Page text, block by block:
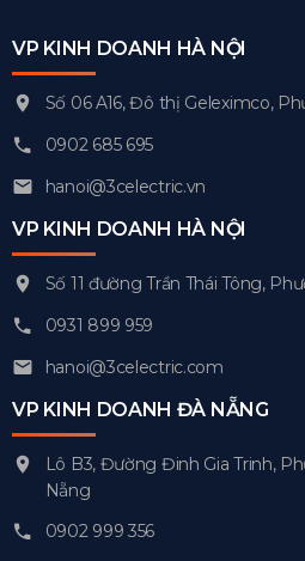
VP KINH DOANH HÀ NỘI
Số 06 A16, Đô thị Geleximco,
0902 685 695
hanoi@3celectric.vn
VP KINH DOANH HÀ NỘI
Số 11 đường Trần Thái Tông,
0931 899 959
hanoi@3celectric.com
VP KINH DOANH ĐÀ NẴNG
Lô B3, Đường Đinh Gia Trinh,
Nẵng
0902 999 356